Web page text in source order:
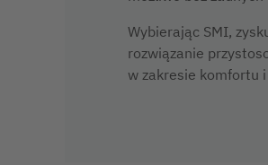
Wybierając SMI,
rozwiązanie
w zakresie komfortu